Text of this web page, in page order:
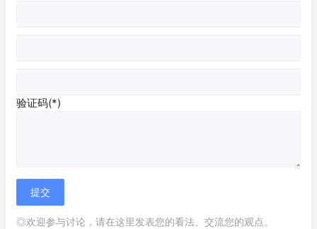
验证码(*)
◎欢迎参与讨论，请在这里发表您的看法、交流您的观点。